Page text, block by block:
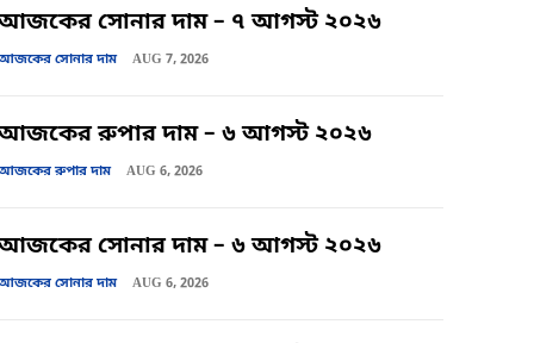
সোনার দাম – ৭ আগস্ট ২০২৬
সোনার দাম AUG 7, 2026
রুপার দাম – ৬ আগস্ট ২০২৬
রুপার দাম AUG 6, 2026
সোনার দাম – ৬ আগস্ট ২০২৬
সোনার দাম AUG 6, 2026